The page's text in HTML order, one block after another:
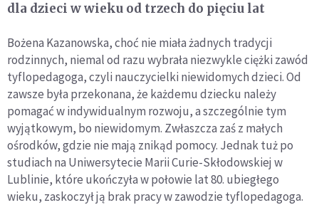
dla dzieci w wieku od trzech do pięciu lat
Bożena Kazanowska, choć nie miała żadnych tradycji
rodzinnych, niemal od razu wybrała niezwykle ciężki zawód
tyflopedagoga, czyli nauczycielki niewidomych dzieci. Od
zawsze była przekonana, że każdemu dziecku należy
pomagać w indywidualnym rozwoju, a szczególnie tym
wyjątkowym, bo niewidomym. Zwłaszcza zaś z małych
ośrodków, gdzie nie mają znikąd pomocy. Jednak tuż po
studiach na Uniwersytecie Marii Curie-Skłodowskiej w
Lublinie, które ukończyła w połowie lat 80. ubiegłego
wieku, zaskoczył ją brak pracy w zawodzie tyflopedagoga.